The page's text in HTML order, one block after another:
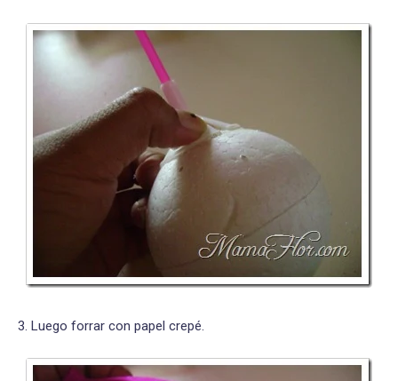
3. Luego forrar con papel crepé.